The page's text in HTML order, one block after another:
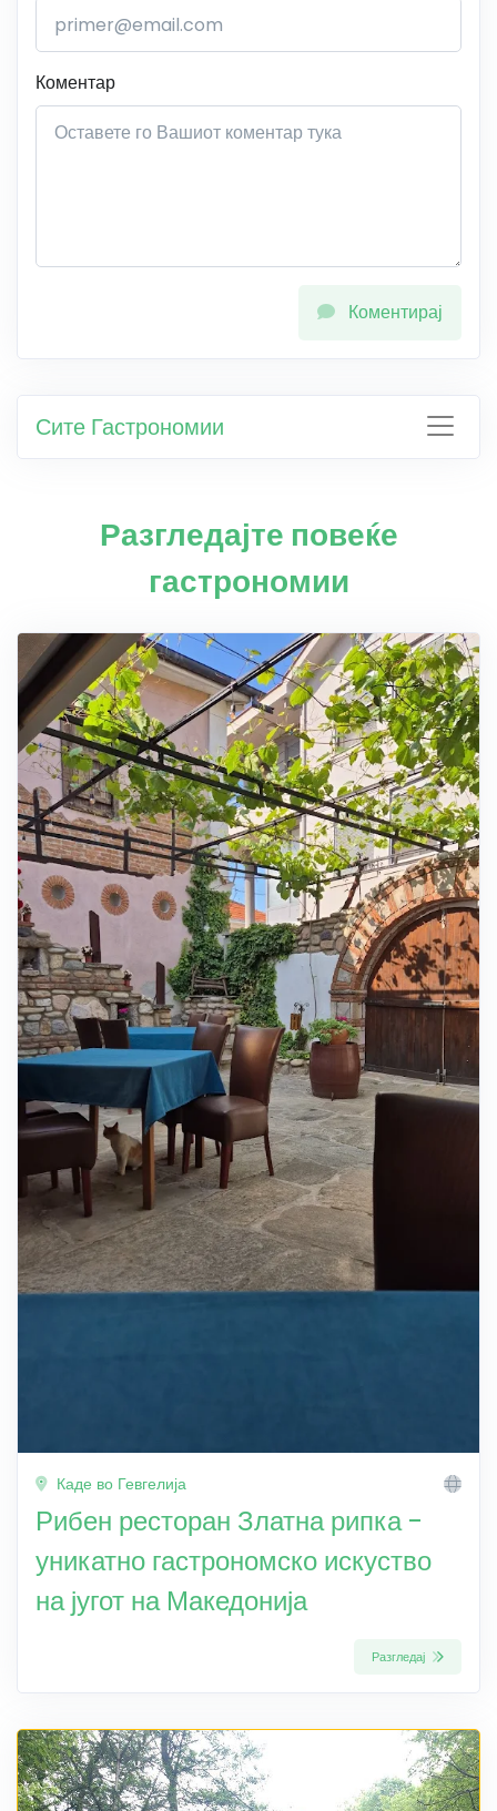
Коментар
Коментирај
Сите Гастрономии
Разгледајте повеќе
гастрономии
Каде во Гевгелија
Рибен ресторан Златна рипка -
уникатно гастрономско искуство
на југот на Македонија
Разгледај